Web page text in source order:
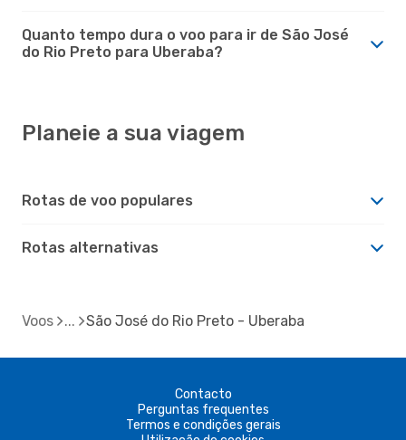
Quanto tempo dura o voo para ir de São José
do Rio Preto para Uberaba?
Planeie a sua viagem
Rotas de voo populares
Rotas alternativas
Voos São José do Rio Preto - Uberaba
Contacto
Perguntas frequentes
Termos e condições gerais